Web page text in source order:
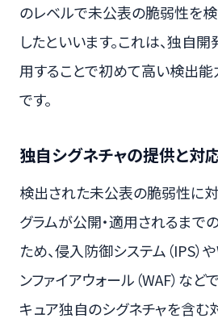
のレベルで未公表の脆弱性を
したといいます。これは、独自
用することで初めて高い検出
です。
独自シグネチャの提供と対
検出された未公表の脆弱性に
グラムが公開・適用されるまで
ため、侵入防御システム（IPS）
ンファイアウォール（WAF）な
キュア独自のシグネチャを含